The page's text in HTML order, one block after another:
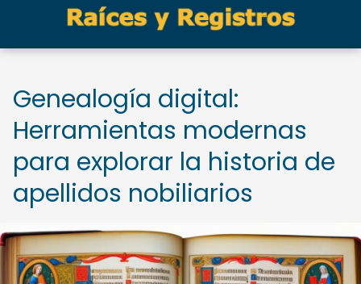
Genealogía digital:
Herramientas modernas
para explorar la historia de
apellidos nobiliarios